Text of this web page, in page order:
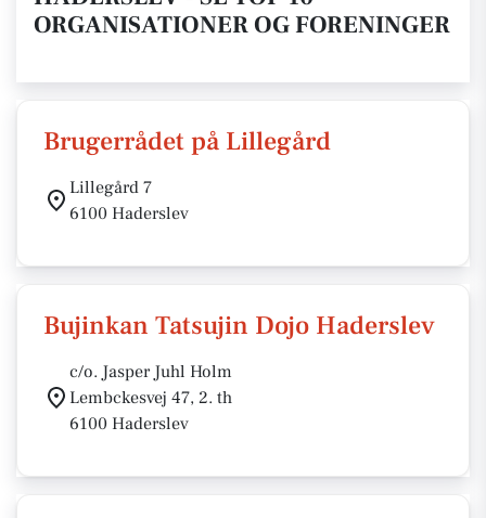
ORGANISATIONER OG FORENINGER
Brugerrådet på Lillegård
Lillegård 7
6100 Haderslev
Bujinkan Tatsujin Dojo Haderslev
c/o. Jasper Juhl Holm
Lembckesvej 47, 2. th
6100 Haderslev